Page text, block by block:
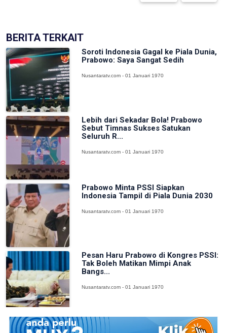
BERITA TERKAIT
Soroti Indonesia Gagal ke Piala Dunia,
Prabowo: Saya Sangat Sedih
Nusantaratv.com - 01 Januari 1970
Lebih dari Sekadar Bola! Prabowo
Sebut Timnas Sukses Satukan
Seluruh R...
Nusantaratv.com - 01 Januari 1970
Prabowo Minta PSSI Siapkan
Indonesia Tampil di Piala Dunia 2030
Nusantaratv.com - 01 Januari 1970
Pesan Haru Prabowo di Kongres PSSI:
Tak Boleh Matikan Mimpi Anak
Bangs...
Nusantaratv.com - 01 Januari 1970
Asian Taekwondo Indonesia Open